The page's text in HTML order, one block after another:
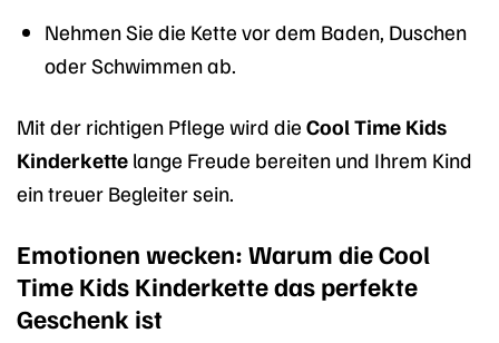
Nehmen Sie die Kette vor dem Baden, Duschen
oder Schwimmen ab.
Mit der richtigen Pflege wird die Cool Time Kids
Kinderkette lange Freude bereiten und Ihrem Kind
ein treuer Begleiter sein.
Emotionen wecken: Warum die Cool
Time Kids Kinderkette das perfekte
Geschenk ist